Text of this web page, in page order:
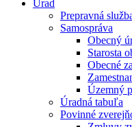
Úrad
Prepravná
Samospráva
Obecný
Starosta
Obecné
Územný
Úradná tabuľa
Povinné